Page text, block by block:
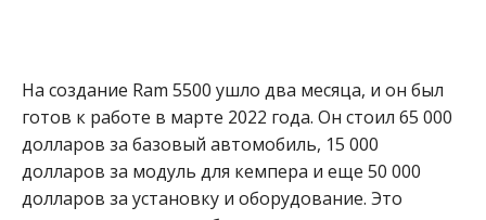
На создание Ram 5500 ушло два месяца, и он был
готов к работе в марте 2022 года. Он стоил 65 000
долларов за базовый автомобиль, 15 000
долларов за модуль для кемпера и еще 50 000
долларов за установку и оборудование. Это